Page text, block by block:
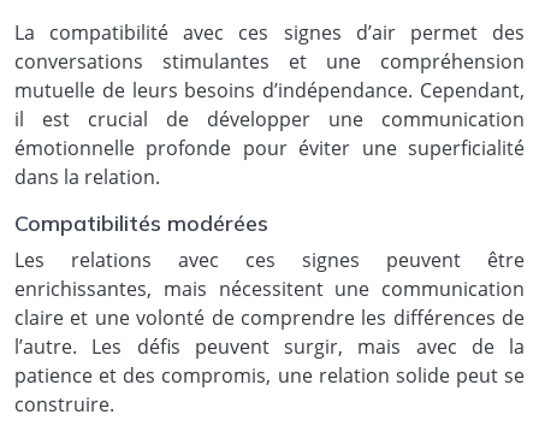
La compatibilité avec ces signes d’air permet des
conversations stimulantes et une compréhension
mutuelle de leurs besoins d’indépendance. Cependant,
il est crucial de développer une communication
émotionnelle profonde pour éviter une superficialité
dans la relation.
Compatibilités modérées
Les relations avec ces signes peuvent être
enrichissantes, mais nécessitent une communication
claire et une volonté de comprendre les différences de
l’autre. Les défis peuvent surgir, mais avec de la
patience et des compromis, une relation solide peut se
construire.